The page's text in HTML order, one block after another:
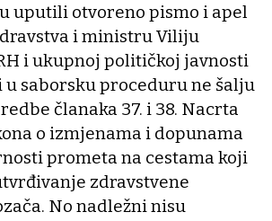
uputili otvoreno pismo i apel
i ministru Viliju
i ukupnoj političkoj javnosti
saborsku proceduru ne šalju
članaka 37. i 38. Nacrta
o izmjenama i dopunama
prometa na cestama koji
zdravstvene
No nadležni nisu